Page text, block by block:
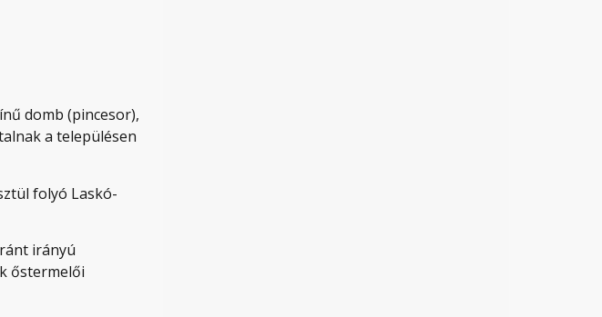
domb (pincesor),
a településen
folyó Laskó-
irányú
őstermelői